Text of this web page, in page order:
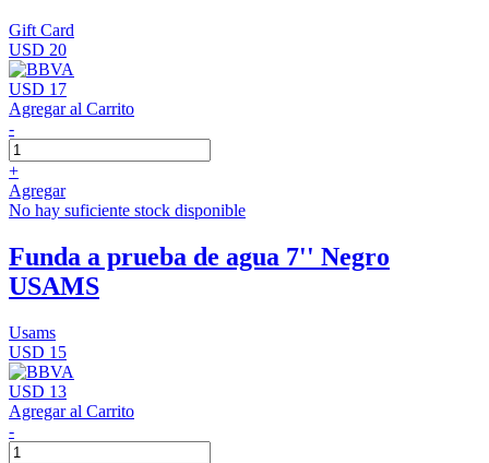
Gift Card
USD 20
USD 17
Agregar al Carrito
-
+
Agregar
No hay suficiente stock disponible
Funda a prueba de agua 7'' Negro
USAMS
Usams
USD 15
USD 13
Agregar al Carrito
-